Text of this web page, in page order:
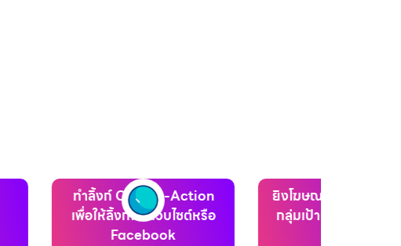
ยิงโฆษณา YouTube เข้าถึง
กลุ่มเป้าหมายอย่างแม่นยำ
รับทำโฆษณา
ในรูปแบบวิดีโอ